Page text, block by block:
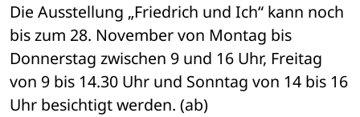
Die Ausstellung „Friedrich und Ich“ kann noch
bis zum 28. November von Montag bis
Donnerstag zwischen 9 und 16 Uhr, Freitag
von 9 bis 14.30 Uhr und Sonntag von 14 bis 16
Uhr besichtigt werden. (ab)